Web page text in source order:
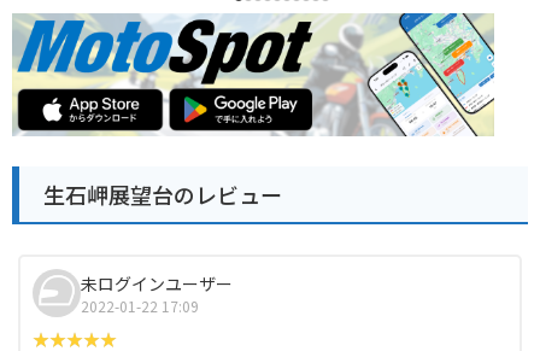
生石岬展望台のレビュー
未ログインユーザー
2022-01-22 17:09